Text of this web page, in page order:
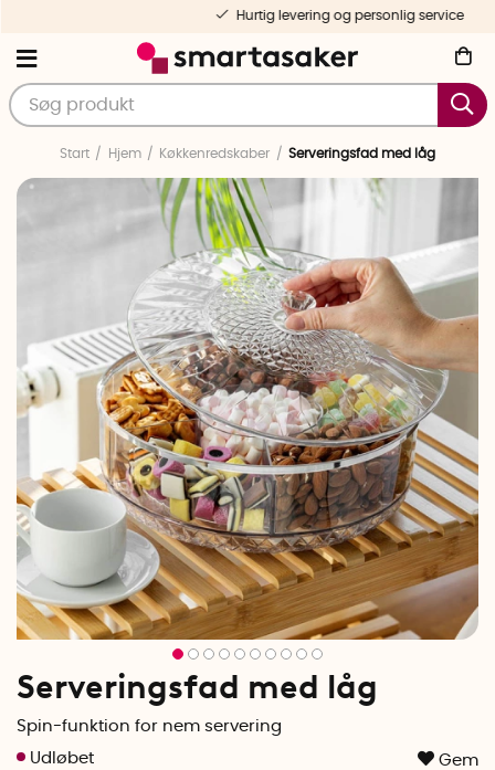
Hurtig levering og personlig service
Start Hjem Køkkenredskaber Serveringsfad med låg
Serveringsfad med låg
Spin-funktion for nem servering
Gem